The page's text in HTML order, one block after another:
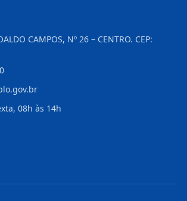
CAMPOS, Nº 26 – CENTRO. CEP:
08h às 14h